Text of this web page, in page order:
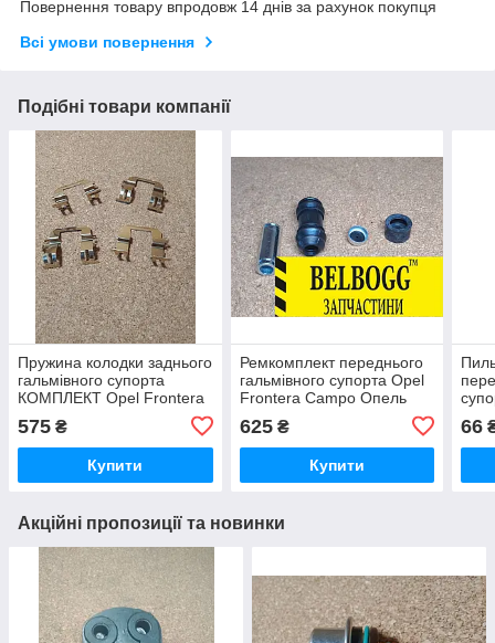
Повернення товару впродовж 14 днів за рахунок покупця
Всі умови повернення
Подібні товари компанії
Пружина колодки заднього
гальмівного супорта
КОМПЛЕКТ Opel Frontera
Монтерей
575 ₴
Купити
Ремкомплект переднього
гальмівного супорта Opel
Frontera Campo Опель
625₴
Купити
66
Акційні пропозиції та новинки